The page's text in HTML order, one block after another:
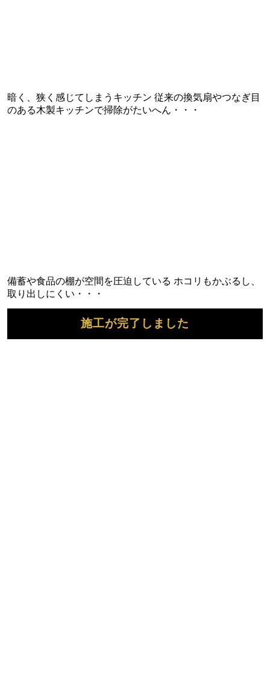
暗く、狭く感じてしまうキッチン 従来の換気扇やつなぎ目
のある木製キッチンで掃除がたいへん・・・
備蓄や食品の棚が空間を圧迫している ホコリもかぶるし、
取り出しにくい・・・
施工が完了しました